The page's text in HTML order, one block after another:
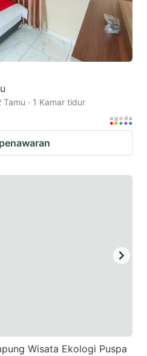
· 1 Kamar tidur
Wisata Ekologi Puspa